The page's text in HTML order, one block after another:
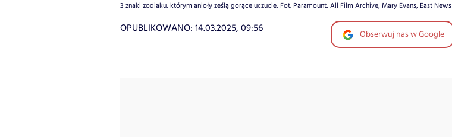
3 znaki zodiaku, którym anioły ześlą gorące uczucie, Fot. Paramount, All Film Archive, Mary Evans, East News
OPUBLIKOWANO: 14.03.2025, 09:56 Obserwuj nas w Google